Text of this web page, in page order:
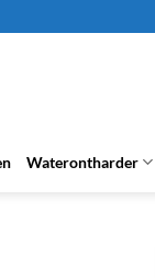
Waterontharder